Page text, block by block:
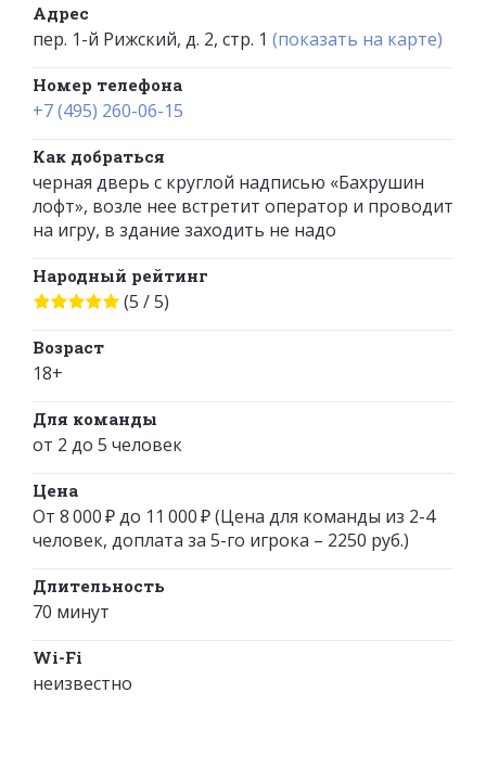
Адрес
пер. 1-й Рижский, д. 2, стр. 1 (показать на карте)
Номер телефона
+7 (495) 260-06-15
Как добраться
черная дверь с круглой надписью «Бахрушин
лофт», возле нее встретит оператор и проводит
на игру, в здание заходить не надо
Народный рейтинг
(5 / 5)
Возраст
18+
Для команды
от 2 до 5 человек
Цена
От 8 000 ₽ до 11 000 ₽ (Цена для команды из 2-4
человек, доплата за 5-го игрока – 2250 руб.)
Длительность
70 минут
Wi-Fi
неизвестно